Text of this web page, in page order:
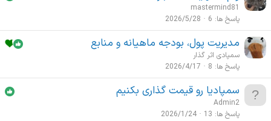
mastermind81
پاسخ ها 6
2026/5/28
مدیریت پول، بودجه ماهیانه و منابع
سمپادی اثر گذار
پاسخ ها 8
2026/4/17
سمپادیا رو قیمت گذاری بکنیم
Admin2
پاسخ ها 13
2026/1/24